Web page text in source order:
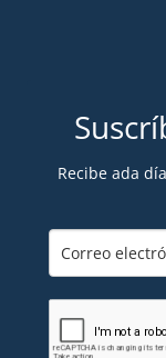
Recibe ada